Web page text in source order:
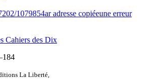
1079854aradresse copiéeune erreur
Cahiers des Dix
La Liberté,